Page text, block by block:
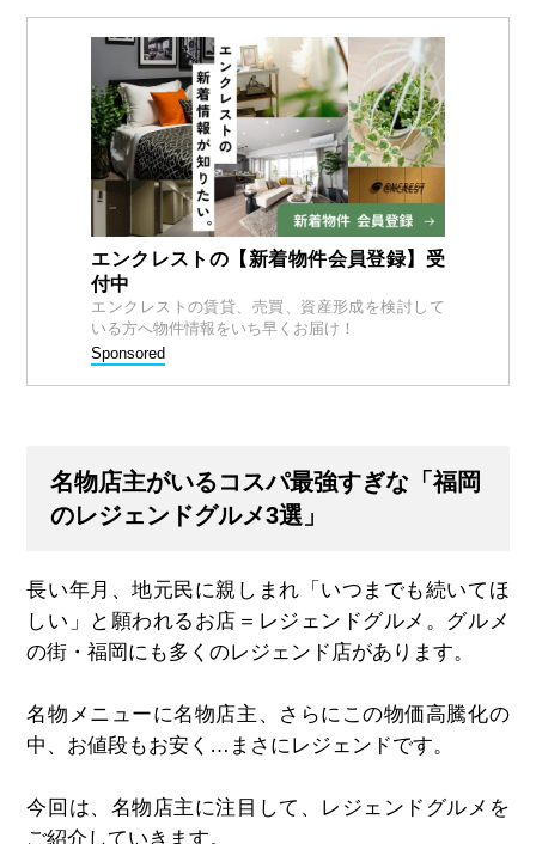
エンクレストの【新着物件会員登録】受
付中
エンクレストの賃貸、売買、資産形成を検討して
いる方へ物件情報をいち早くお届け！
Sponsored
名物店主がいるコスパ最強すぎな「福岡
のレジェンドグルメ3選」
長い年月、地元民に親しまれ「いつまでも続いてほ
しい」と願われるお店＝レジェンドグルメ。グルメ
の街・福岡にも多くのレジェンド店があります。
名物メニューに名物店主、さらにこの物価高騰化の
中、お値段もお安く…まさにレジェンドです。
今回は、名物店主に注目して、レジェンドグルメを
ご紹介していきます。